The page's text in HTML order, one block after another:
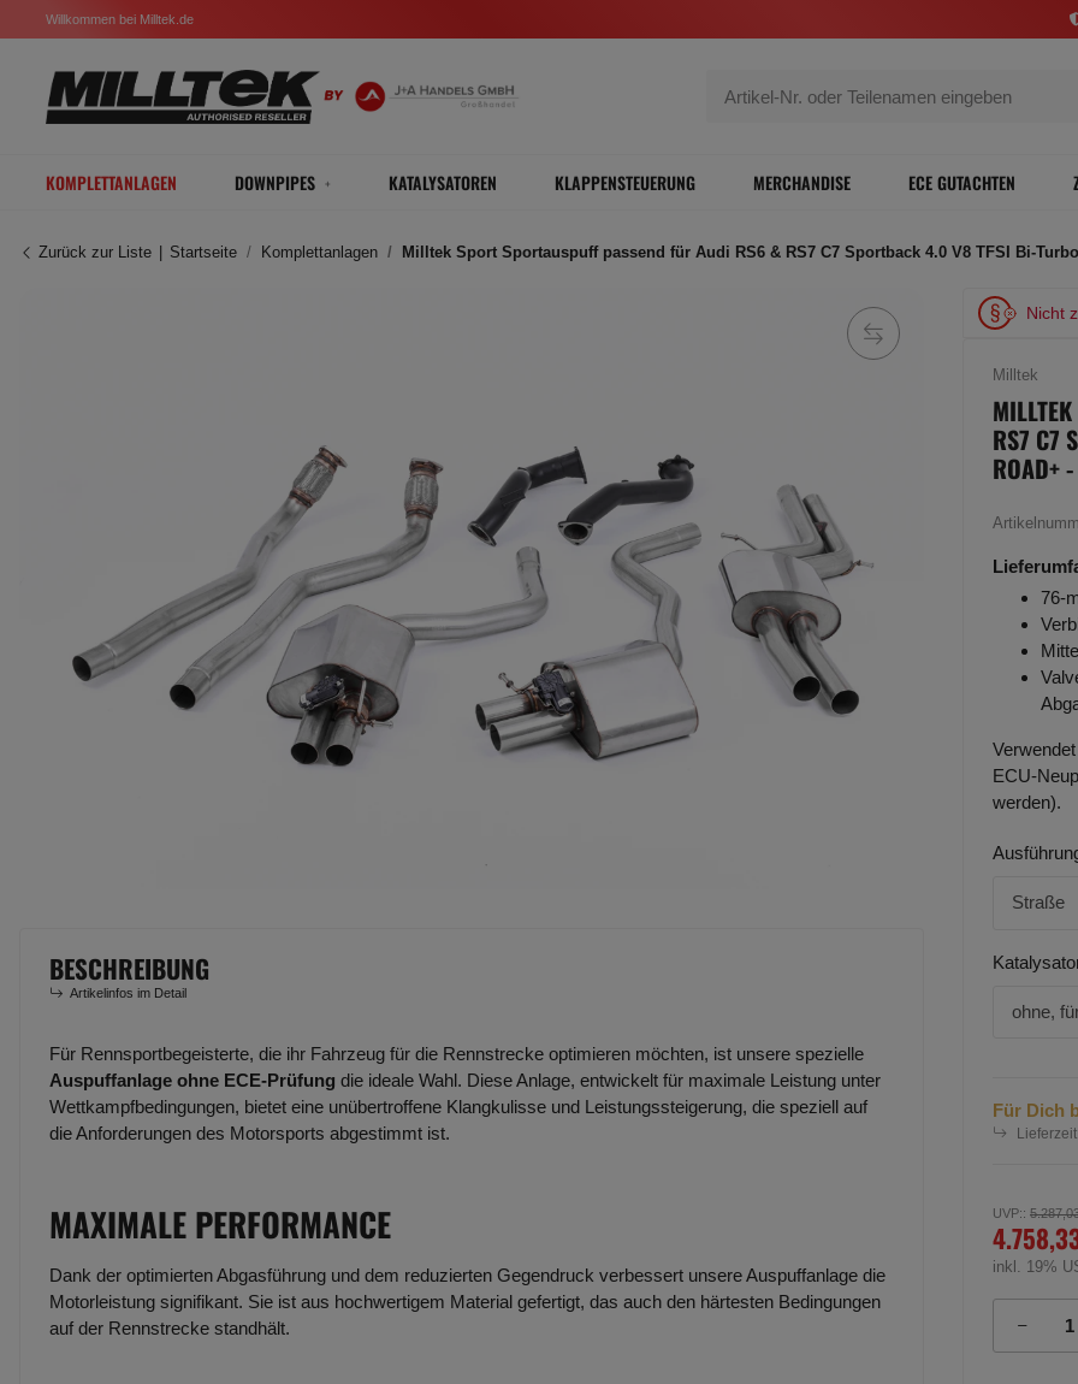
Willkommen bei Milltek.de
KOMPLETTANLAGEN DOWNPIPES KATALYSATOREN KLAPPENSTEUERUNG MERCHANDISE ECE GUTACHTEN
Zurück zur Liste Startseite Komplettanlagen Milltek Sport Sportauspuff passend für Audi RS6 & RS7 C7 Sportback 4.0 V8 TFSI Bi-
Nicht
Milltek
RS7 C7
ROAD+
76-
ECU-
werden).
Straße
ohne,
Für Dich
Lieferzeit:
UVP::
inkl. 19%
BESCHREIBUNG
Artikelinfos im Detail
Für Rennsportbegeisterte, die ihr Fahrzeug für die Rennstrecke optimieren möchten, ist unsere spezielle
Auspuffanlage ohne ECE-Prüfung die ideale Wahl. Diese Anlage, entwickelt für maximale Leistung unter
Wettkampfbedingungen, bietet eine unübertroffene Klangkulisse und Leistungssteigerung, die speziell auf
die Anforderungen des Motorsports abgestimmt ist.
MAXIMALE PERFORMANCE
Dank der optimierten Abgasführung und dem reduzierten Gegendruck verbessert unsere Auspuffanlage die
Motorleistung signifikant. Sie ist aus hochwertigem Material gefertigt, das auch den härtesten Bedingungen
auf der Rennstrecke standhält.